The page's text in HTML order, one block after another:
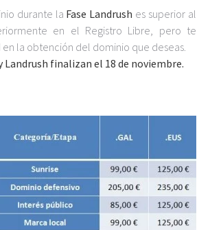
durante la Fase Landrush es superior al
en el Registro Libre, pero te
la obtención del dominio que deseas.
Landrush finalizan el 18 de noviembre.